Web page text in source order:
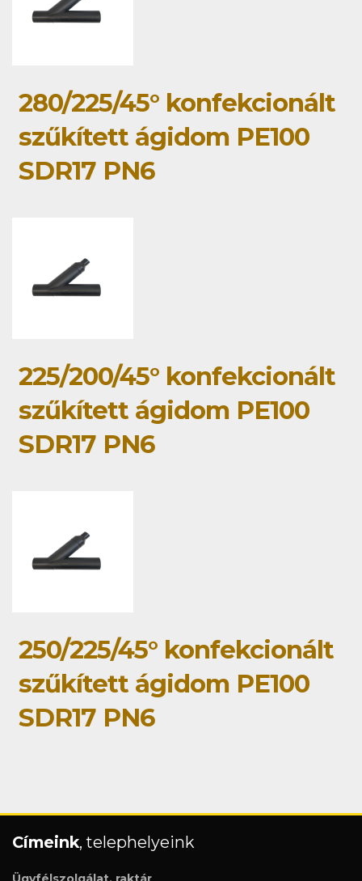
280/225/45° konfekcionált
szűkített ágidom PE100
SDR17 PN6
225/200/45° konfekcionált
szűkített ágidom PE100
SDR17 PN6
250/225/45° konfekcionált
szűkített ágidom PE100
SDR17 PN6
Címeink, telephelyeink